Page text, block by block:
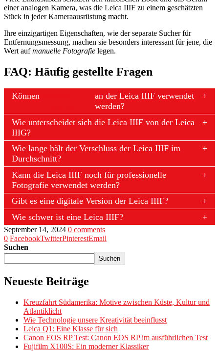
einer analogen Kamera, was die Leica IIIF zu einem geschätzten
Stück in jeder Kameraausrüstung macht.
Ihre einzigartigen Eigenschaften, wie der separate Sucher für
Entfernungsmessung, machen sie besonders interessant für jene, die
Wert aufmanuelle Fotografie legen.
FAQ: Häufig gestellte Fragen
Können
an der Leica IIIF verwendet
werden?
Wie unterscheidet sich die Leica IIIF von der Leica
IIIG?
Wie lange hält der Verschluss der Leica IIIF im
Durchschnitt?
Kann die Leica IIIF noch für professionelle
Fotografie verwendet werden?
Gibt es eine digitale Version der Leica IIIF?
Wie schwer ist eine Leica IIIF?
September 14, 2024 0 comments
0 FacebookTwitterPinterestEmail
Suchen
Suchen
Neueste Beiträge
Kreuzfahrt Südamerika: Motive zwischen Küste, Kultur und
Atlantiklicht
Wie Technologie unsere Kreativität beeinflusst
Leica Q1: Eine Klasse für sich
Canon EOS RP Test: Canon EOS RP im ausführlichen Test
Fujifilm X100S: Ein moderner Klassiker